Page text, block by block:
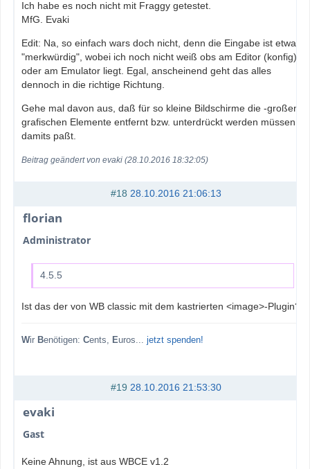
Ich habe es noch nicht mit Fraggy getestet.
MfG. Evaki
Edit: Na, so einfach wars doch nicht, denn die Eingabe ist etwas
"merkwürdig", wobei ich noch nicht weiß obs am Editor (konfig)
oder am Emulator liegt. Egal, anscheinend geht das alles
dennoch in die richtige Richtung.
Gehe mal davon aus, daß für so kleine Bildschirme die -großen-
grafischen Elemente entfernt bzw. unterdrückt werden müssen,
damits paßt.
Beitrag geändert von evaki (28.10.2016 18:32:05)
#18 28.10.2016 21:06:13
florian
Administrator
4.5.5
Ist das der von WB classic mit dem kastrierten <image>-Plugin?
Wir Benötigen: Cents, Euros... jetzt spenden!
#19 28.10.2016 21:53:30
evaki
Gast
Keine Ahnung, ist aus WBCE v1.2